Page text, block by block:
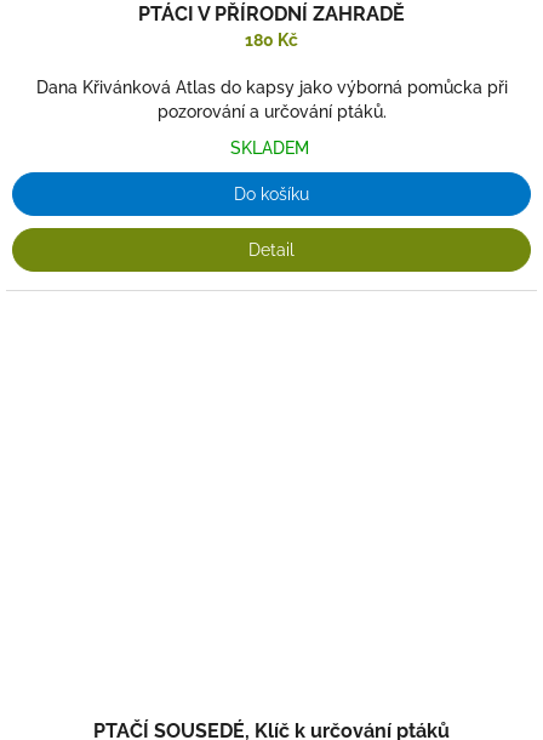
PTÁCI V PŘÍRODNÍ ZAHRADĚ
180 Kč
Dana Křivánková Atlas do kapsy jako výborná pomůcka při
pozorování a určování ptáků.
SKLADEM
Do košíku
Detail
PTAČÍ SOUSEDÉ, Klíč k určování ptáků